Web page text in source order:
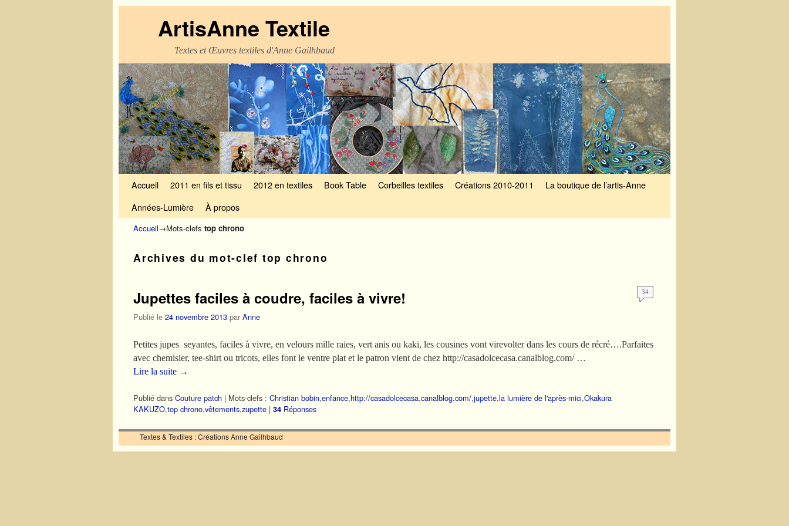
ArtisAnne Textile
Textes et Œuvres textiles d'Anne Gailhbaud
Accueil 2011 en fils et tissu 2012 en textiles Book Table Corbeilles textiles Créations 2010-2011
La boutique de l’artis-Anne
Années-Lumière
À propos
Accueil→Mots-clefs top chrono
Archives du mot-clef top chrono
Jupettes faciles à coudre, faciles à vivre!
Publié le 24 novembre 2013 par Anne
34
Petites jupes seyantes, faciles à vivre, en velours mille raies, vert anis ou kaki, les cousines vont virevolter dans les cours de récré….Parfaites
avec chemisier, tee-shirt ou tricots, elles font le ventre plat et le patron vient de chez http://casadolcecasa.canalblog.com/ …
Lire la suite →
Publié dans Couture patch | Mots-clefs : Christian bobin,enfance,http://casadolcecasa.canalblog.com/,jupette,la lumière de l'après-mici,Okakura
KAKUZO,top chrono,vêtements,zupette | 34 Réponses
Textes & Textiles : Créations Anne Gailhbaud